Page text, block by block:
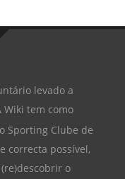
levado a
Wiki tem como
Sporting Clube de
correcta possível,
o